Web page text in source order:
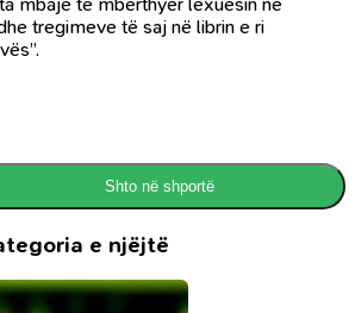
tregimeve të saj në librin e ri
Shto në shportë
e njëjtë